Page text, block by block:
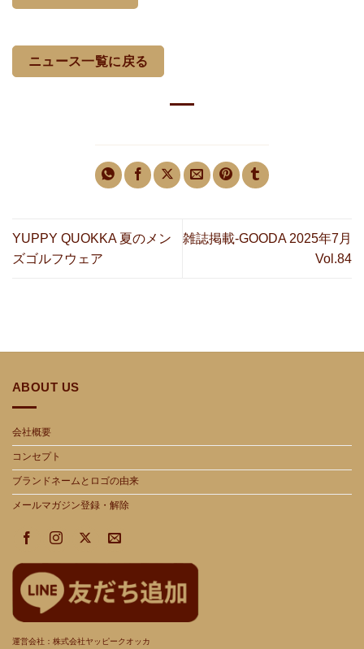
ニュース一覧に戻る
YUPPY QUOKKA 夏のメン
ズゴルフウェア
雑誌掲載-GOODA 2025年7月
Vol.84
ABOUT US
会社概要
コンセプト
ブランドネームとロゴの由来
メールマガジン登録・解除
運営会社：株式会社ヤッピークオッカ